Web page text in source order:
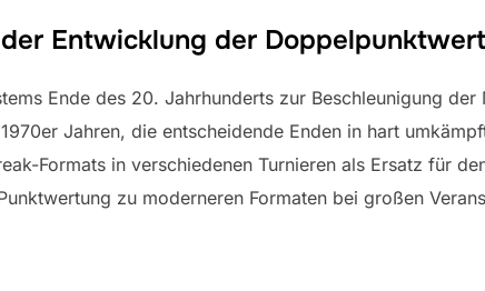
Entwicklung der
Ende des 20. Jahrhunderts zur Beschleunigung der
Jahren, die entscheidende Enden in hart
Formats in verschiedenen Turnieren als Ersatz für
zu moderneren Formaten bei großen